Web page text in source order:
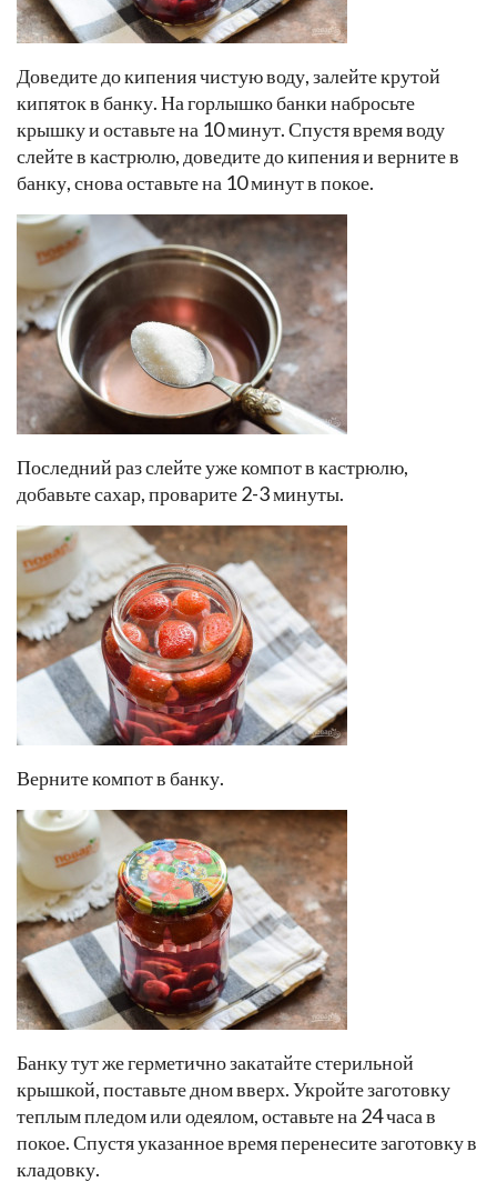
Доведите до кипения чистую воду, залейте крутой
кипяток в банку. На горлышко банки набросьте
крышку и оставьте на 10 минут. Спустя время воду
слейте в кастрюлю, доведите до кипения и верните в
банку, снова оставьте на 10 минут в покое.
Последний раз слейте уже компот в кастрюлю,
добавьте сахар, проварите 2-3 минуты.
Верните компот в банку.
Банку тут же герметично закатайте стерильной
крышкой, поставьте дном вверх. Укройте заготовку
теплым пледом или одеялом, оставьте на 24 часа в
покое. Спустя указанное время перенесите заготовку в
кладовку.